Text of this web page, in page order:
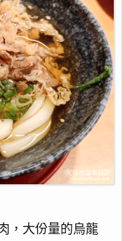
，大份量的烏龍